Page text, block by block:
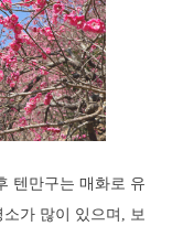
텐만구는 매화로 유
가 많이 있으며, 보